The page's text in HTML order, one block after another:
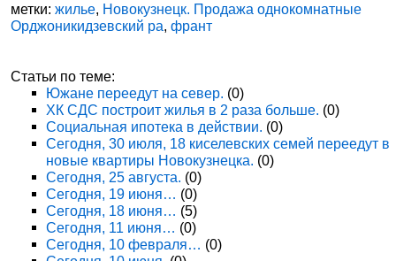
метки:жилье, Новокузнецк. Продажа однокомнатные
Орджоникидзевский ра,франт
Статьи по теме:
Южане переедут на север. (0)
ХК СДС построит жилья в 2 раза больше. (0)
Социальная ипотека в действии. (0)
Сегодня, 30 июля, 18 киселевских семей переедут в
новые квартиры Новокузнецка. (0)
Сегодня, 25 августа. (0)
Сегодня, 19 июня… (0)
Сегодня, 18 июня… (5)
Сегодня, 11 июня… (0)
Сегодня, 10 февраля… (0)